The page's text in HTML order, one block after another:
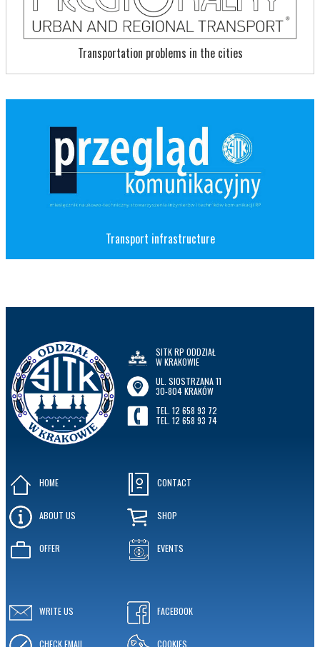
Transportation problems in the cities
Transport infrastructure
SITK RP ODDZIAŁ
W KRAKOWIE
UL. SIOSTRZANA 11
30-804 KRAKÓW
TEL. 12 658 93 72
TEL. 12 658 93 74
HOME
ABOUT US
OFFER
CONTACT
SHOP
EVENTS
WRITE US
CHECK EMAIL
FACEBOOK
COOKIES